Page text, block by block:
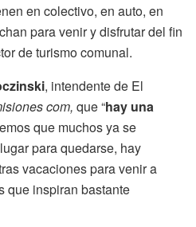
en colectivo, en auto, en
para venir y disfrutar del fin
de turismo comunal.
, intendente de El
com, que “hay una
que muchos ya se
para quedarse, hay
vacaciones para venir a
que inspiran bastante